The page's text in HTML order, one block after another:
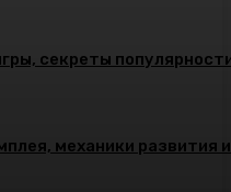
секреты
механики развития и